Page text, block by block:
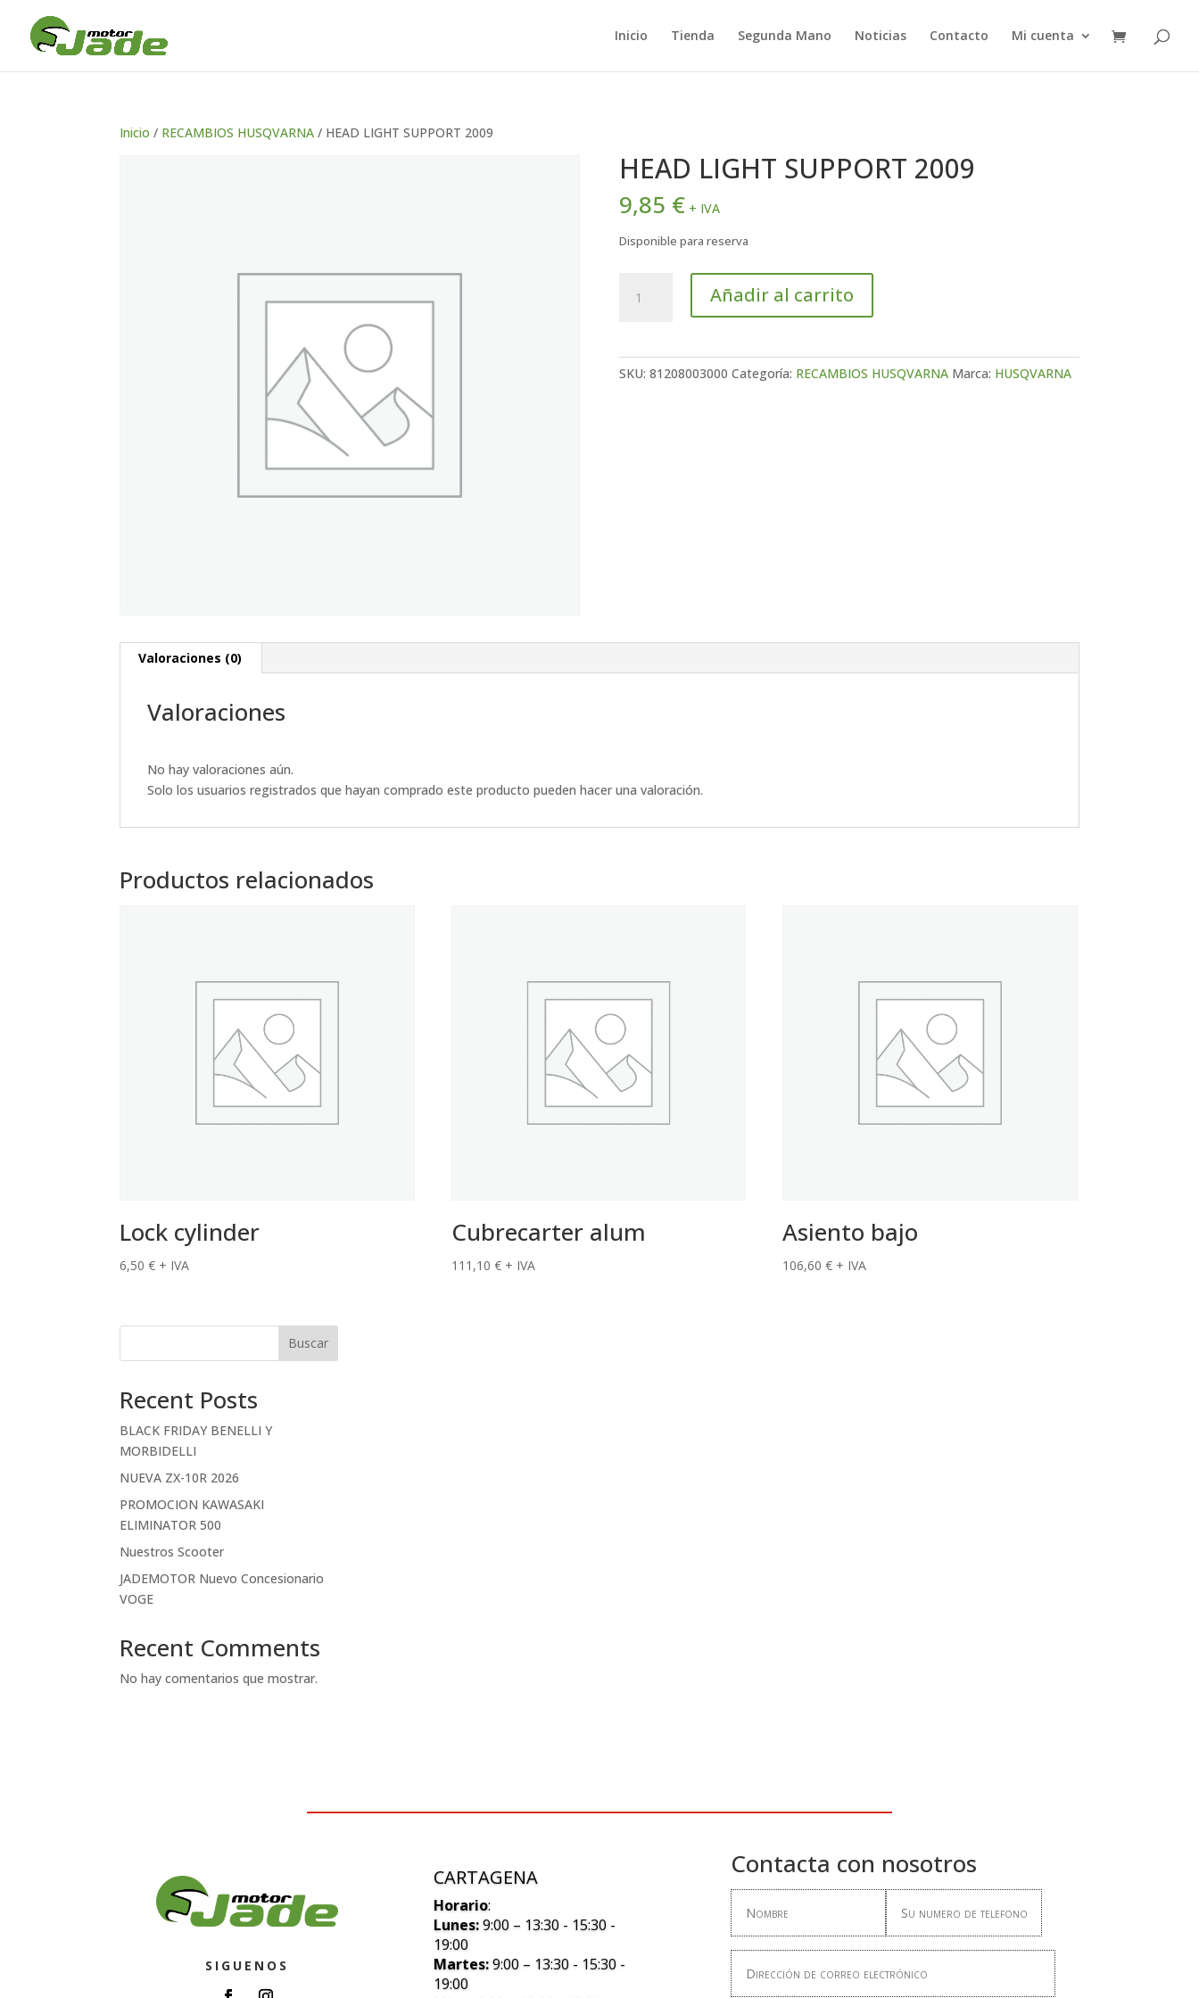
Inicio Tienda Segunda Mano Noticias Contacto Mi cuenta
Inicio / RECAMBIOS HUSQVARNA / HEAD LIGHT SUPPORT 2009
HEAD LIGHT SUPPORT 2009
9,85 € + IVA
Disponible para reserva
LIGHT
Añadir al carrito
SKU: 81208003000 Categoría: RECAMBIOS HUSQVARNA Marca: HUSQVARNA
Valoraciones (0)
Valoraciones
No hay valoraciones aún.
Solo los usuarios registrados que hayan comprado este producto pueden hacer una valoración.
Productos relacionados
Lock cylinder
6,50€ + IVA
Cubrecarter alum
111,10 € + IVA
Asiento bajo
106,60€ + IVA
Buscar
Recent Posts
BLACK FRIDAY BENELLI Y
MORBIDELLI
NUEVA ZX-10R 2026
PROMOCION KAWASAKI
ELIMINATOR 500
Nuestros Scooter
JADEMOTOR Nuevo Concesionario
VOGE
Recent Comments
No hay comentarios que mostrar.
SIGUENOS
CARTAGENA
Horario:
Lunes:9:00 – 13:30 - 15:30 -
19:00
Martes:9:00 – 13:30 - 15:30 -
19:00
Contacta con nosotros